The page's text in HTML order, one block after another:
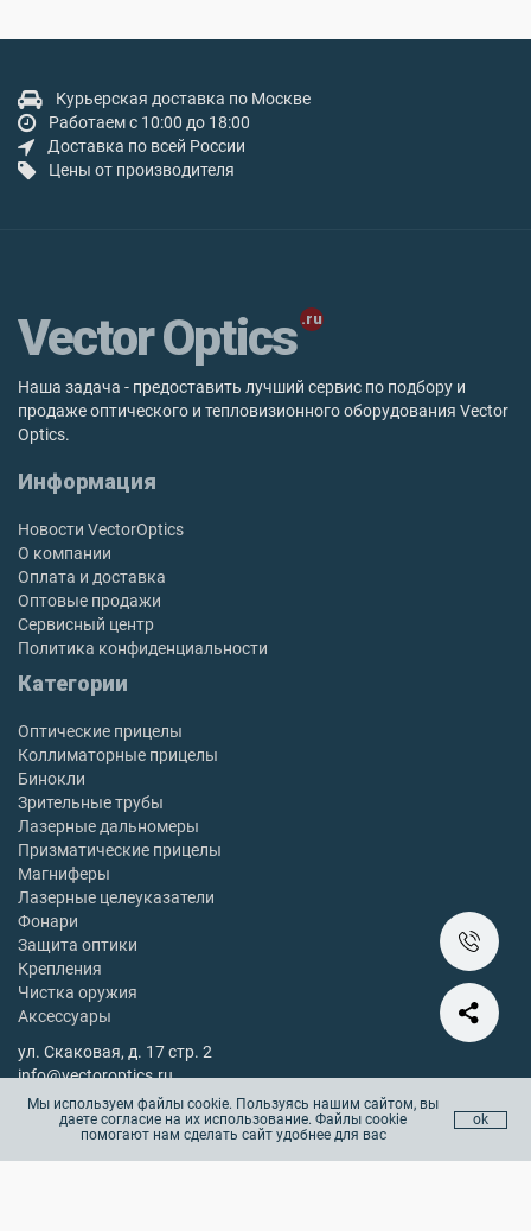
Курьерская доставка по Москве
Работаем с 10:00 до 18:00
Доставка по всей России
Цены от производителя
Vector Optics
Наша задача - предоставить лучший сервис по подбору и
продаже оптического и тепловизионного оборудования Vector
Optics.
Информация
Новости VectorOptics
О компании
Оплата и доставка
Оптовые продажи
Сервисный центр
Политика конфиденциальности
Категории
Оптические прицелы
Коллиматорные прицелы
Бинокли
Зрительные трубы
Лазерные дальномеры
Призматические прицелы
Магниферы
Лазерные целеуказатели
Фонари
Защита оптики
Крепления
Чистка оружия
Аксессуары
ул. Скаковая, д. 17 стр. 2
info@vectoroptics.ru
8 (800) 222-98-82
Остались вопросы? Позвоните с 10:00 до 18:00, без выходных
Мы используем файлы cookie. Пользуясь нашим сайтом, вы
даете согласие на их использование. Файлы cookie
помогают нам сделать сайт удобнее для вас
ok